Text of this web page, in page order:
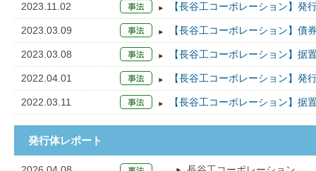
2023.11.02 【長谷工コーポレーション】発
2023.03.09 【長谷工コーポレーション】債
2023.03.08 【長谷工コーポレーション】据
2022.04.01 【長谷工コーポレーション】発
2022.03.11 【長谷工コーポレーション】据
発行体レポート